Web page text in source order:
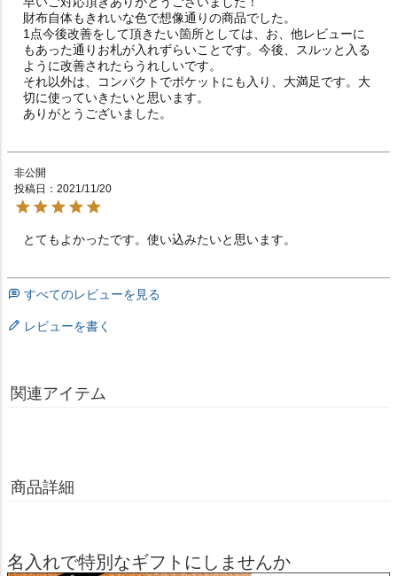
財布自体もきれいな色で想像通りの商品でした。
1点今後改善をして頂きたい箇所としては、お、他レビューに
もあった通りお札が入れずらいことです。今後、スルッと入る
ように改善されたらうれしいです。
それ以外は、コンパクトでポケットにも入り、大満足です。大
切に使っていきたいと思います。
ありがとうございました。
非公開
投稿日
2021/11/20
とてもよかったです。使い込みたいと思います。
すべてのレビューを見る
レビューを書く
関連アイテム
商品詳細
名入れで特別なギフトにしませんか